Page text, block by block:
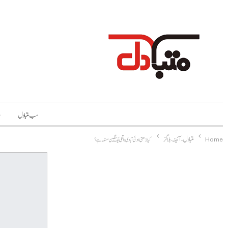
سب متبادل
Home
متبادل-آئینہ-بلاگز کیا بڑھتی ہوئی آبادی واقعی ایک سنگین مسئلہ ہے؟